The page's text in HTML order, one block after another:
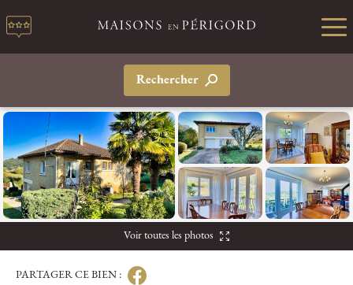
Rechercher
Voir toutes les photos
PARTAGER CE BIEN :